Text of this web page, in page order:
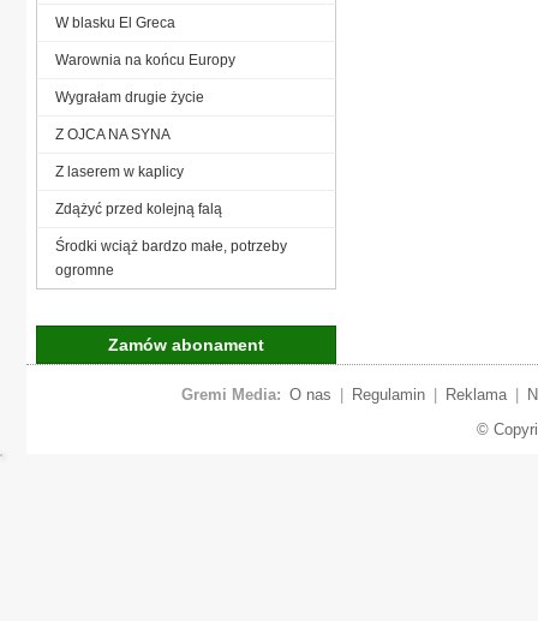
W blasku El Greca
Warownia na końcu Europy
Wygrałam drugie życie
Z OJCA NA SYNA
Z laserem w kaplicy
Zdążyć przed kolejną falą
Środki wciąż bardzo małe, potrzeby
ogromne
Zamów abonament
Gremi Media: O nas Regulamin Reklama
©